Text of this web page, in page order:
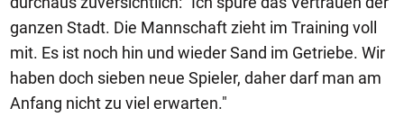
ganzen Stadt. Die Mannschaft zieht im Training voll
mit. Es ist noch hin und wieder Sand im Getriebe. Wir
haben doch sieben neue Spieler, daher darf man am
Anfang nicht zu viel erwarten."